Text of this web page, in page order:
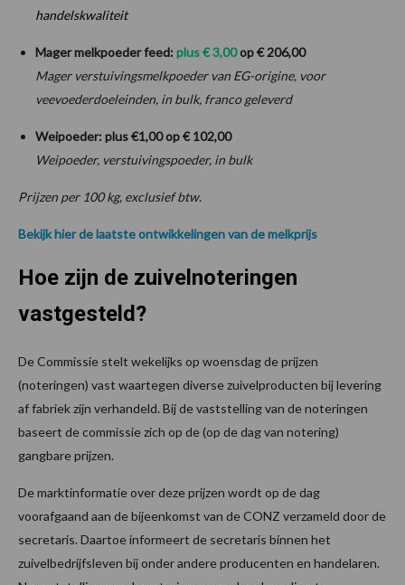
handelskwaliteit
Mager melkpoeder feed: plus €3,00op € 206,00
Mager verstuivingsmelkpoeder van EG-origine, voor
veevoederdoeleinden, in bulk, franco geleverd
Weipoeder: plus €1,00op€ 102,00
Weipoeder, verstuivingspoeder, in bulk
Prijzen per 100 kg, exclusief btw.
Bekijk hier de laatste ontwikkelingen van de melkprijs
Hoe zijn de zuivelnoteringen
vastgesteld?
De Commissie stelt wekelijks op woensdag de prijzen
(noteringen) vast waartegen diverse zuivelproducten bij levering
af fabriek zijn verhandeld. Bij de vaststelling van de noteringen
baseert de commissie zich op de (op de dag van notering)
gangbare prijzen.
De marktinformatie over deze prijzen wordt op de dag
voorafgaand aan de bijeenkomst van de CONZ verzameld door de
secretaris. Daartoe informeert de secretaris binnen het
zuivelbedrijfsleven bij onder andere producenten en handelaren.